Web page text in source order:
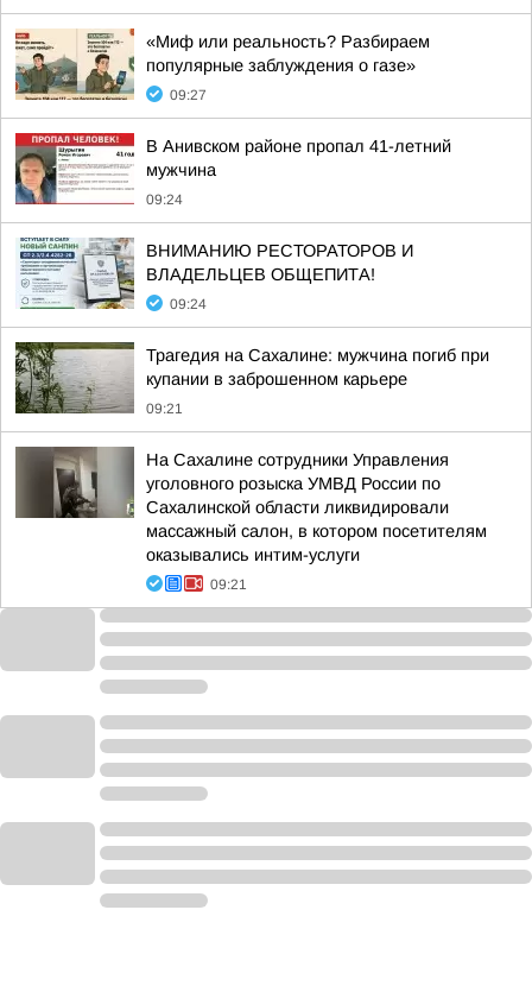
«Миф или реальность? Разбираем
популярные заблуждения о газе»
09:27
В Анивском районе пропал 41-летний
мужчина
09:24
ВНИМАНИЮ РЕСТОРАТОРОВ И
ВЛАДЕЛЬЦЕВ ОБЩЕПИТА!
09:24
Трагедия на Сахалине: мужчина погиб при
купании в заброшенном карьере
09:21
На Сахалине сотрудники Управления
уголовного розыска УМВД России по
Сахалинской области ликвидировали
массажный салон, в котором посетителям
оказывались интим-услуги
09:21